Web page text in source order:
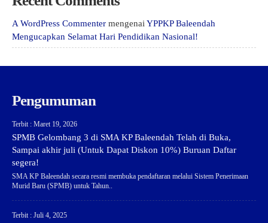
A WordPress Commenter mengenai YPPKP Baleendah
Mengucapkan Selamat Hari Pendidikan Nasional!
Pengumuman
Terbit : Maret 19, 2026
SPMB Gelombang 3 di SMA KP Baleendah Telah di Buka,
Sampai akhir juli (Untuk Dapat Diskon 10%) Buruan Daftar
segera!
SMA KP Baleendah secara resmi membuka pendaftaran melalui Sistem Penerimaan
Murid Baru (SPMB) untuk Tahun..
Terbit : Juli 4, 2025